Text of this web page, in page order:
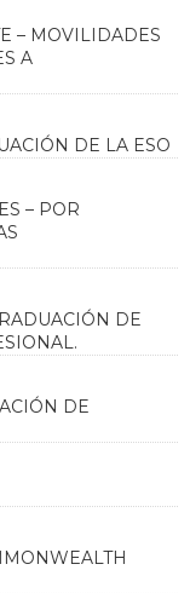
– MOVILIDADES
A
DE LA ESO
– POR
DE
DE